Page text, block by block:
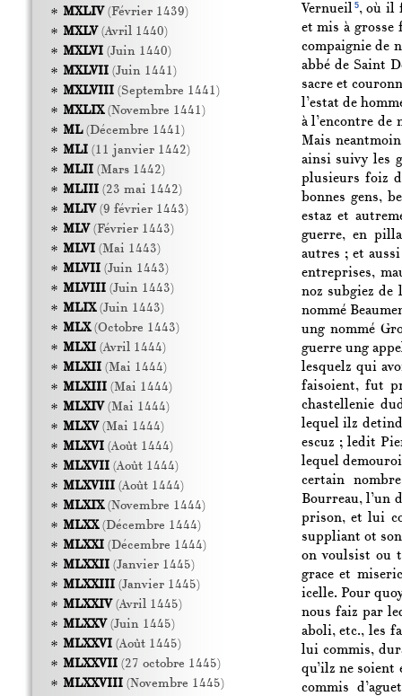
Vernueil 5, où il
et mis à grosse
compaignie de
abbé de Saint
sacre et
l’estat de
à l’encontre de
Mais
ainsi suivy les
plusieurs foiz
bonnes gens,
estaz et
guerre, en
autres ; et
entreprises,
noz subgiez de
nommé
ung nommé
guerre ung
lesquelz qui
faisoient, fut
chastellenie
lequel ilz
escuz ; ledit
lequel
certain
Bourreau, l’un
prison, et lui
suppliant ot
on voulsist ou
grace et
icelle. Pour
nous faiz par
aboli, etc., les
lui commis,
qu’ilz ne soient
commis
MXLIV(Février 1439)
MXLV(Avril 1440)
MXLVI(Juin 1440)
MXLVII(Juin 1441)
MXLVIII(Septembre 1441)
MXLIX(Novembre 1441)
ML(Décembre 1441)
MLI(11 janvier 1442)
MLII(Mars 1442)
MLIII(23 mai 1442)
MLIV(9 février 1443)
MLV(Février 1443)
MLVI(Mai 1443)
MLVII(Juin 1443)
MLVIII(Juin 1443)
MLIX(Juin 1443)
MLX(Octobre 1443)
MLXI(Avril 1444)
MLXII(Mai 1444)
MLXIII(Mai 1444)
MLXIV(Mai 1444)
MLXV(Mai 1444)
MLXVI(Août 1444)
MLXVII(Août 1444)
MLXVIII(Août 1444)
MLXIX(Novembre 1444)
MLXX(Décembre 1444)
MLXXI(Décembre 1444)
MLXXII(Janvier 1445)
MLXXIII(Janvier 1445)
MLXXIV(Avril 1445)
MLXXV(Juin 1445)
MLXXVI(Août 1445)
MLXXVII(27 octobre 1445)
MLXXVIII(Novembre 1445)